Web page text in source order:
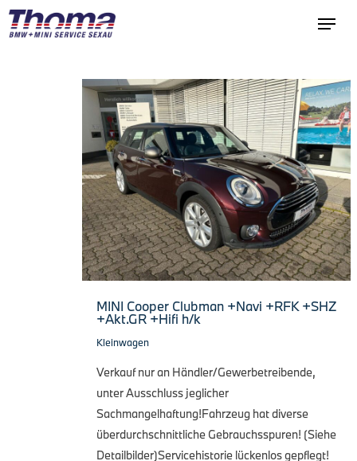
MINI Cooper Clubman +Navi +RFK +SHZ
+Akt.GR +Hifi h/k
Kleinwagen
Verkauf nur an Händler/Gewerbetreibende,
unter Ausschluss jeglicher
Sachmangelhaftung!Fahrzeug hat diverse
überdurchschnittliche Gebrauchsspuren! (Siehe
Detailbilder)Servicehistorie lückenlos gepflegt!